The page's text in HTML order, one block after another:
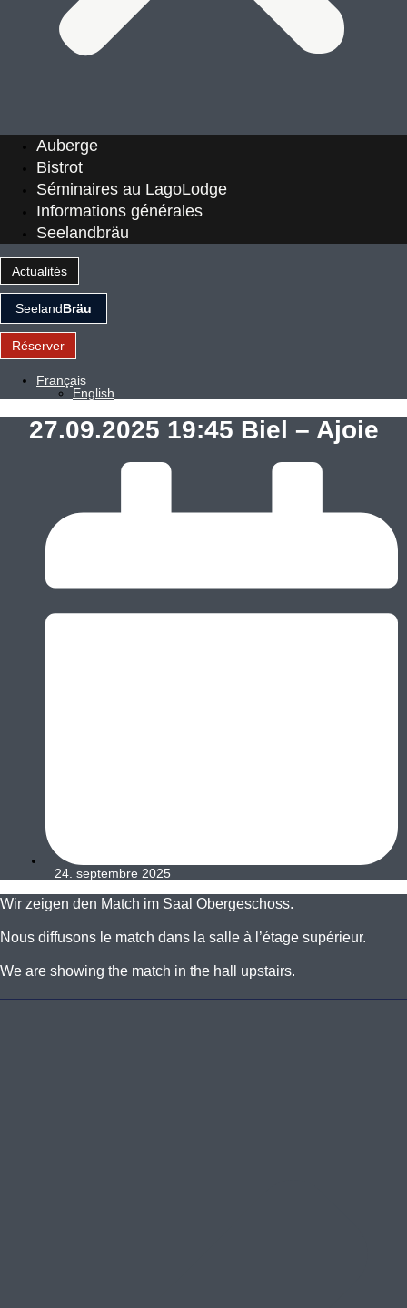
Auberge
Bistrot
Séminaires au LagoLodge
Informations générales
Seelandbräu
Actualités
SeelandBräu
Réserver
Français
English
27.09.2025 19:45 Biel – Ajoie
24. septembre 2025
Wir zeigen den Match im Saal Obergeschoss.
Nous diffusons le match dans la salle à l’étage supérieur.
We are showing the match in the hall upstairs.